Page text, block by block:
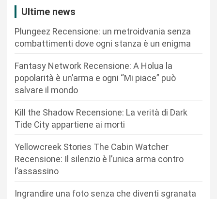
Ultime news
Plungeez Recensione: un metroidvania senza
combattimenti dove ogni stanza è un enigma
Fantasy Network Recensione: A Holua la
popolarità è un’arma e ogni “Mi piace” può
salvare il mondo
Kill the Shadow Recensione: La verità di Dark
Tide City appartiene ai morti
Yellowcreek Stories The Cabin Watcher
Recensione: Il silenzio è l’unica arma contro
l’assassino
Ingrandire una foto senza che diventi sgranata